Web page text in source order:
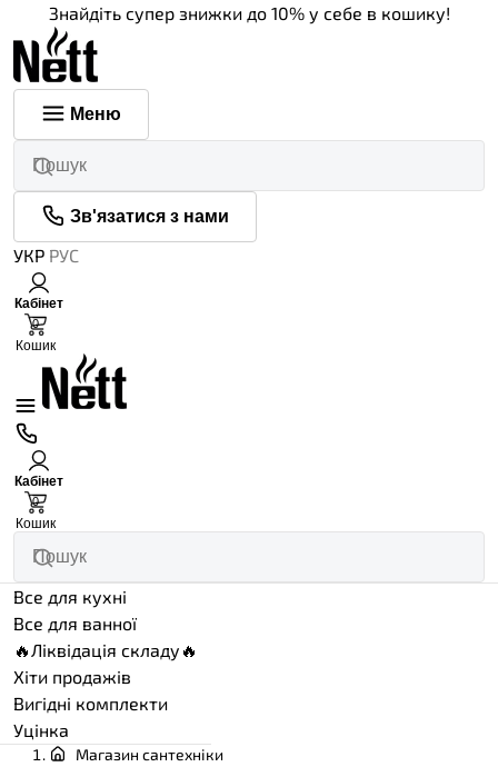
Знайдіть супер знижки до 10% у себе в кошику!
Меню
Зв'язатися з нами
УКР РУС
Кабінет
0
Кошик
Кабінет
0
Кошик
Все для кухні
Все для ванної
🔥Ліквідація складу🔥
Хіти продажів
Вигідні комплекти
Уцінка
Магазин сантехніки